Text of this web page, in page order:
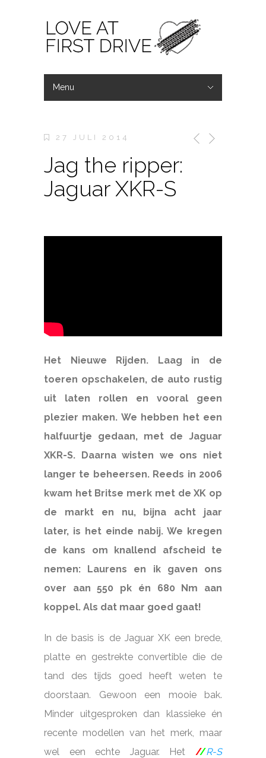
Menu
27 JULI 2014
Jag the ripper:
Jaguar XKR-S
Het Nieuwe Rijden. Laag in de
toeren opschakelen, de auto rustig
uit laten rollen en vooral geen
plezier maken. We hebben het een
halfuurtje gedaan, met de Jaguar
XKR-S. Daarna wisten we ons niet
langer te beheersen. Reeds in 2006
kwam het Britse merk met de XK op
de markt en nu, bijna acht jaar
later, is het einde nabij. We kregen
de kans om knallend afscheid te
nemen: Laurens en ik gaven ons
over aan 550 pk én 680 Nm aan
koppel. Als dat maar goed gaat!
In de basis is de Jaguar XK een brede,
platte en gestrekte convertible die de
tand des tijds goed heeft weten te
doorstaan. Gewoon een mooie bak.
Minder uitgesproken dan klassieke én
recente modellen van het merk, maar
wel een echte Jaguar. Het //R-S